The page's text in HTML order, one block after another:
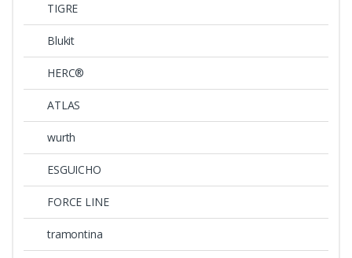
TIGRE
Blukit
HERC®
ATLAS
wurth
ESGUICHO
FORCE LINE
tramontina